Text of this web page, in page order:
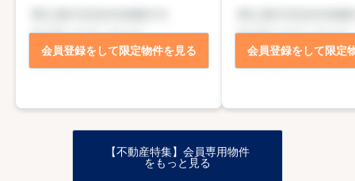
会員登録をして限定物件を見る 会員登録をして限定
【不動産特集】会員専用物件
をもっと見る